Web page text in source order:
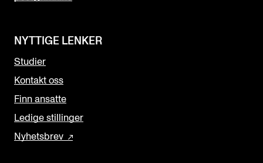
NYTTIGE LENKER
Studier
Kontakt oss
Finn ansatte
Ledige stillinger
Nyhetsbrev